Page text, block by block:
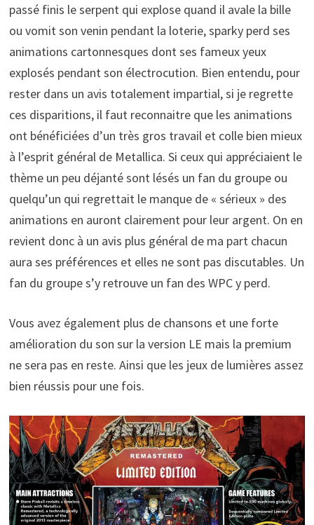
passé finis le serpent qui explose quand il avale la bille
ou vomit son venin pendant la loterie, sparky perd ses
animations cartonnesques dont ses fameux yeux
explosés pendant son électrocution. Bien entendu, pour
rester dans un avis totalement impartial, si je regrette
ces disparitions, il faut reconnaitre que les animations
ont bénéficiées d’un très gros travail et colle bien mieux
à l’esprit général de Metallica. Si ceux qui appréciaient le
thème un peu déjanté sont lésés un fan du groupe ou
quelqu’un qui regrettait le manque de « sérieux » des
animations en auront clairement pour leur argent. On en
revient donc à un avis plus général de ma part chacun
aura ses préférences et elles ne sont pas discutables. Un
fan du groupe s’y retrouve un fan des WPC y perd.
Vous avez également plus de chansons et une forte
amélioration du son sur la version LE mais la premium
ne sera pas en reste. Ainsi que les jeux de lumières assez
bien réussis pour une fois.